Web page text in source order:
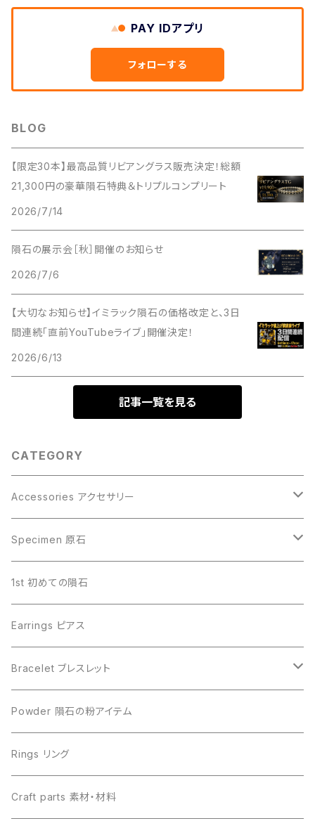
PAY IDアプリ
フォローする
BLOG
【限定30本】最高品質リビアングラス販売決定！総額
21,300円の豪華隕石特典＆トリプルコンプリート
2026/7/14
隕石の展示会［秋］開催のお知らせ
2026/7/6
【大切なお知らせ】イミラック隕石の価格改定と、3日
間連続「直前YouTubeライブ」開催決定！
2026/6/13
記事一覧を見る
CATEGORY
Accessories アクセサリー
Gibeon ギベオン
Aletai アルタイ
Campo del Cielo カンポデルシエロ
Muonionalusta ムオニオナルスタ
Sericho セリコ
Libyan desert glass リビアングラス
Canyon Diablo キャニオンディアブロ
Specimen 原石
Gibeon ギベオン
Campo del Cielo カンポデルシエロ
Aletai アルタイ
Muonionalusta ムオニオナルスタ
Henbury ヘンブリー
Sericho セリコ
1st 初めての隕石
Earrings ピアス
Bracelet ブレスレット
ビーズ単品
Powder 隕石の粉アイテム
Rings リング
Craft parts 素材・材料